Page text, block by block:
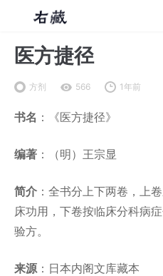
医方捷径
方剂 566 1年前
书名 ：《医方捷径》
编著 ：（明）王宗显
简介 ：全书分上下两卷，上
床功用，下卷按临床分科病
验方。
来源：日本内阁文库藏本